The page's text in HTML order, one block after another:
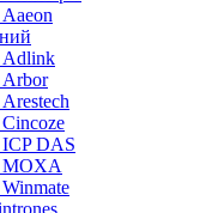
DAS